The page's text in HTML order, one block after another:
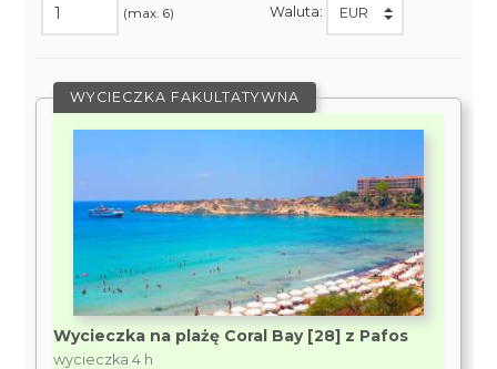
(max. 6) Waluta:
WYCIECZKA FAKULTATYWNA
Wycieczka na plażę Coral Bay [28] z Pafos
wycieczka 4 h